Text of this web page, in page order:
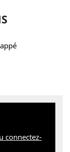
connectez-